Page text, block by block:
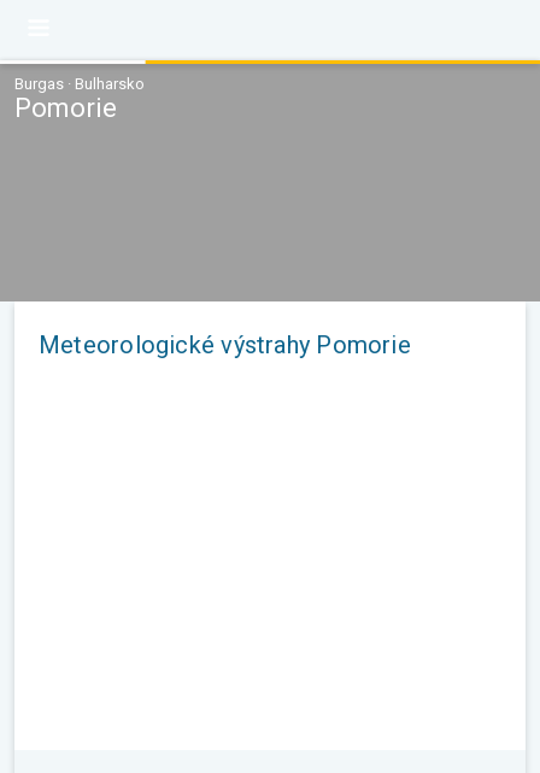
Burgas · Bulharsko
Pomorie
Meteorologické výstrahy Pomorie